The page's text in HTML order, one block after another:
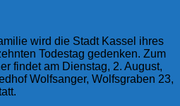
wird die Stadt Kassel ihres
Todestag gedenken. Zum
findet am Dienstag, 2. August,
Wolfsanger, Wolfsgraben 23,